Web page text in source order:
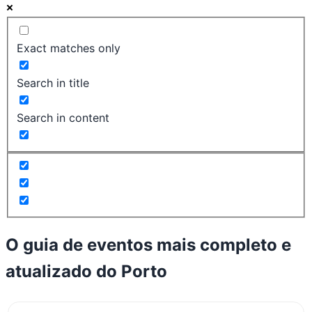
Exact matches only
Search in title
Search in content
O guia de eventos mais completo e
atualizado do Porto